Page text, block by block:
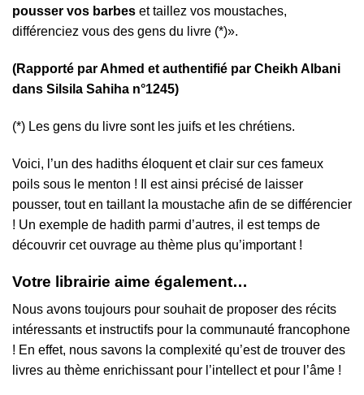
pousser vos barbes et taillez vos moustaches,
différenciez vous des gens du livre (*)».
(Rapporté par Ahmed et authentifié par Cheikh Albani
dans Silsila Sahiha n°1245)
(*) Les gens du livre sont les juifs et les chrétiens.
Voici, l’un des hadiths éloquent et clair sur ces fameux
poils sous le menton ! Il est ainsi précisé de laisser
pousser, tout en taillant la moustache afin de se différencier
! Un exemple de hadith parmi d’autres, il est temps de
découvrir cet ouvrage au thème plus qu’important !
Votre librairie aime également…
Nous avons toujours pour souhait de proposer des récits
intéressants et instructifs pour la communauté francophone
! En effet, nous savons la complexité qu’est de trouver des
livres au thème enrichissant pour l’intellect et pour l’âme !